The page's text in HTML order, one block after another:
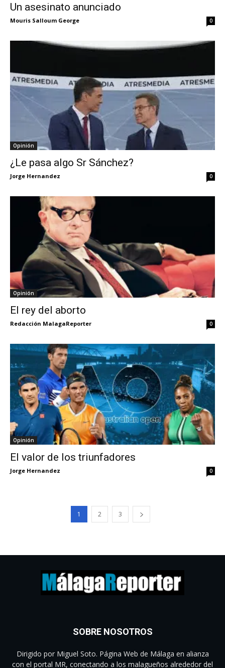
Un asesinato anunciado
Mouris Salloum George 0
Opinión
¿Le pasa algo Sr Sánchez?
Jorge Hernandez 0
Opinión
El rey del aborto
Redacción MalagaReporter 0
Opinión
El valor de los triunfadores
Jorge Hernandez 0
1 2 3
SOBRE NOSOTROS
Dirigido por Miguel Soto. Página Web de Málaga en alianza
con el portal MR, conectando a los malagueños alrededor del